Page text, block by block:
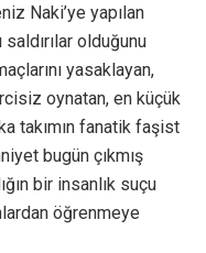
Naki’ye yapılan
olduğunu
yasaklayan,
oynatan, en küçük
takımın fanatik faşist
bugün çıkmış
bir insanlık suçu
öğrenmeye